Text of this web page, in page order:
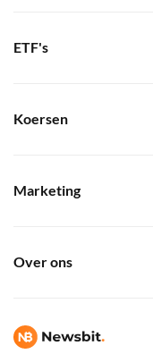
ETF's
Koersen
Marketing
Over ons